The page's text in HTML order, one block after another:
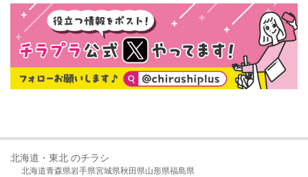
北海道・東北 のチラシ
北海道青森県岩手県宮城県秋田県山形県福島県